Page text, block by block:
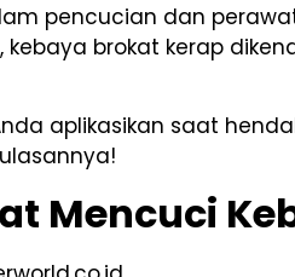
pencucian dan
brokat kerap
aplikasikan saat
Mencuci